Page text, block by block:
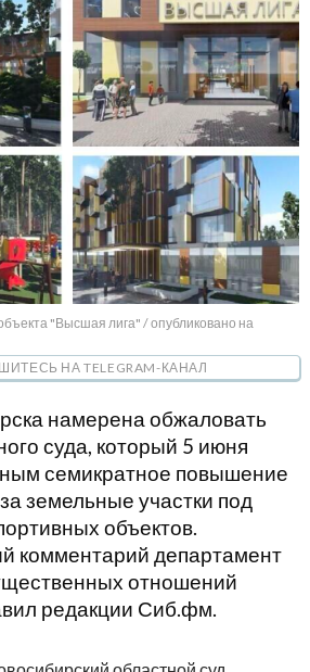
"Высшая лига" / опубликовано на
НА TELEGRAM-КАНАЛ
намерена обжаловать
суда, который 5 июня
семикратное повышение
земельные участки под
объектов.
комментарий департамент
отношений
редакции Сиб.фм.